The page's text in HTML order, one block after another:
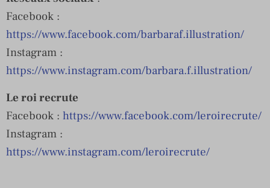
Facebook :
https://www.facebook.com/barbaraf.illustration/
Instagram :
https://www.instagram.com/barbara.f.illustration/
Le roi recrute
Facebook : https://www.facebook.com/leroirecrute/
Instagram :
https://www.instagram.com/leroirecrute/